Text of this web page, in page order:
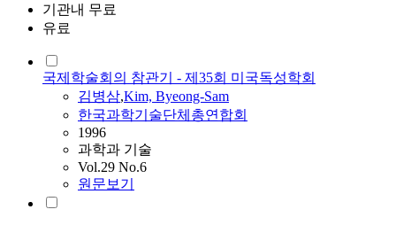
기관내 무료
유료
국제학술회의 참관기 - 제35회 미국독성학회
김병삼,Kim, Byeong-Sam
한국과학기술단체총연합회
1996
과학과 기술
Vol.29 No.6
원문보기